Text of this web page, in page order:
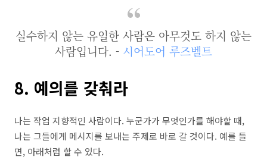
실수하지 않는 유일한 사람은 아무것도 하지 않는
사람입니다. - 시어도어 루즈벨트
8. 예의를 갖춰라
나는 작업 지향적인 사람이다. 누군가가 무엇인가를 해야할 때,
나는 그들에게 메시지를 보내는 주제로 바로 갈 것이다. 예를 들
면, 아래처럼 할 수 있다.